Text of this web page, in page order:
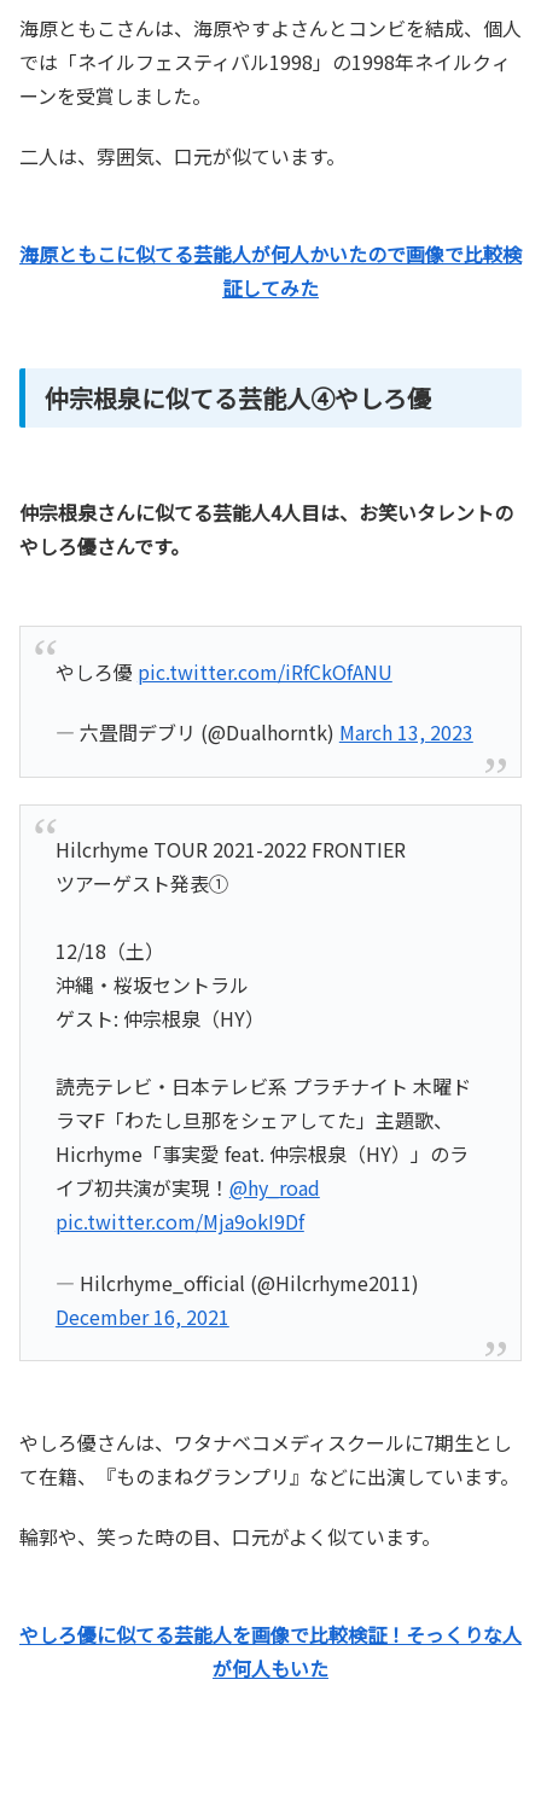
海原ともこさんは、海原やすよさんとコンビを結成、個人
では「ネイルフェスティバル1998」の1998年ネイルクィ
ーンを受賞しました。
二人は、雰囲気、口元が似ています。
海原ともこに似てる芸能人が何人かいたので画像で比較検
証してみた
仲宗根泉に似てる芸能人④やしろ優
仲宗根泉さんに似てる芸能人4人目は、お笑いタレントの
やしろ優さんです。
やしろ優 pic.twitter.com/iRfCkOfANU
— 六畳間デブリ (@Dualhorntk) March 13, 2023
Hilcrhyme TOUR 2021-2022 FRONTIER
ツアーゲスト発表①
12/18（土）
沖縄・桜坂セントラル
ゲスト: 仲宗根泉（HY）
読売テレビ・日本テレビ系 プラチナイト 木曜ド
ラマF「わたし旦那をシェアしてた」主題歌、
Hicrhyme「事実愛 feat. 仲宗根泉（HY）」のラ
イブ初共演が実現！ @hy_road
pic.twitter.com/Mja9okI9Df
— Hilcrhyme_official (@Hilcrhyme2011)
December 16, 2021
やしろ優さんは、ワタナベコメディスクールに7期生とし
て在籍、『ものまねグランプリ』などに出演しています。
輪郭や、笑った時の目、口元がよく似ています。
やしろ優に似てる芸能人を画像で比較検証！そっくりな人
が何人もいた